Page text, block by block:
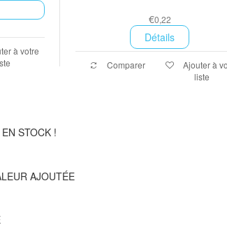
à votre
€0,22
Détails
Comparer
Ajouter à
liste